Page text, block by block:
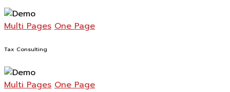
Multi Pages One Page
Tax Consulting
Multi Pages One Page